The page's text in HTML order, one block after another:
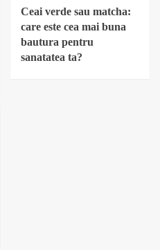
Ceai verde sau matcha:
care este cea mai buna
bautura pentru
sanatatea ta?